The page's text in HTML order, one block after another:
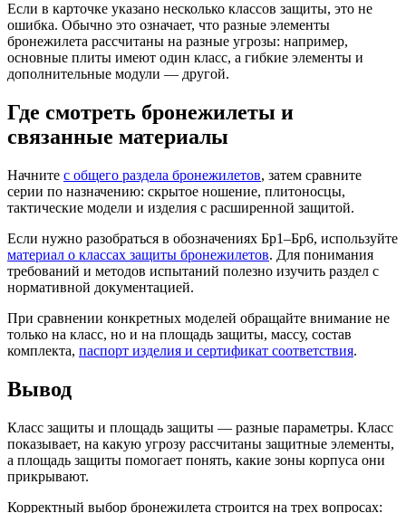
Если в карточке указано несколько классов защиты, это не
ошибка. Обычно это означает, что разные элементы
бронежилета рассчитаны на разные угрозы: например,
основные плиты имеют один класс, а гибкие элементы и
дополнительные модули — другой.
Где смотреть бронежилеты и
связанные материалы
Начните с общего раздела бронежилетов, затем сравните
серии по назначению: скрытое ношение, плитоносцы,
тактические модели и изделия с расширенной защитой.
Если нужно разобраться в обозначениях Бр1–Бр6, используйте
материал о классах защиты бронежилетов. Для понимания
требований и методов испытаний полезно изучить раздел с
нормативной документацией.
При сравнении конкретных моделей обращайте внимание не
только на класс, но и на площадь защиты, массу, состав
комплекта, паспорт изделия и сертификат соответствия.
Вывод
Класс защиты и площадь защиты — разные параметры. Класс
показывает, на какую угрозу рассчитаны защитные элементы,
а площадь защиты помогает понять, какие зоны корпуса они
прикрывают.
Корректный выбор бронежилета строится на трех вопросах: